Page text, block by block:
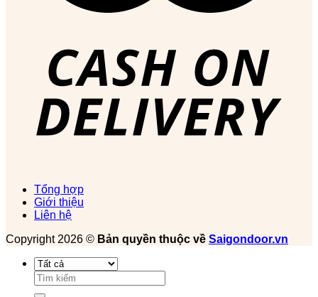
Tổng hợp
Giới thiệu
Liên hệ
Copyright 2026 © Bản quyền thuộc về Saigondoor.vn
Tìm
kiếm: